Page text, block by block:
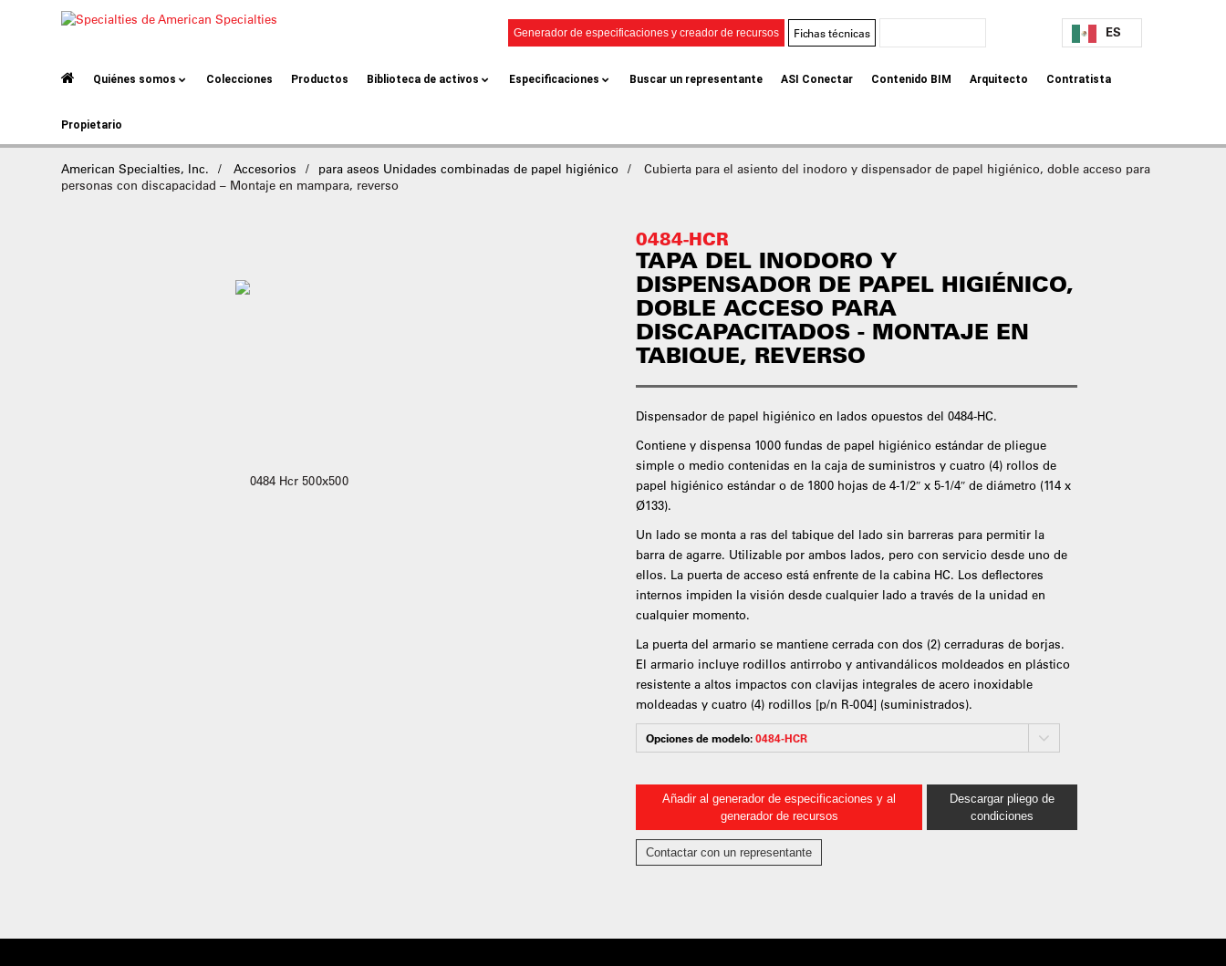
Generador de especificaciones y creador de recursos Fichas técnicas ES
Quiénes somos Colecciones Productos Biblioteca de activos Especificaciones Buscar un representante ASI Conectar Contenido BIM Arquitecto Contratista
Propietario
American Specialties, Inc. Accesorios para aseos Unidades combinadas de papel higiénico
Cubierta para el asiento del inodoro y dispensador de papel higiénico, doble acceso para
personas con discapacidad – Montaje en mampara, reverso
0484-HCR
TAPA DEL INODORO Y
DISPENSADOR DE PAPEL HIGIÉNICO,
DOBLE ACCESO PARA
DISCAPACITADOS - MONTAJE EN
TABIQUE, REVERSO
Dispensador de papel higiénico en lados opuestos del 0484-HC.
Contiene y dispensa 1000 fundas de papel higiénico estándar de pliegue
simple o medio contenidas en la caja de suministros y cuatro (4) rollos de
papel higiénico estándar o de 1800 hojas de 4-1/2″ x 5-1/4″ de diámetro (114 x
Ø133).
Un lado se monta a ras del tabique del lado sin barreras para permitir la
barra de agarre. Utilizable por ambos lados, pero con servicio desde uno de
ellos. La puerta de acceso está enfrente de la cabina HC. Los deflectores
internos impiden la visión desde cualquier lado a través de la unidad en
cualquier momento.
La puerta del armario se mantiene cerrada con dos (2) cerraduras de borjas.
El armario incluye rodillos antirrobo y antivandálicos moldeados en plástico
resistente a altos impactos con clavijas integrales de acero inoxidable
moldeadas y cuatro (4) rodillos [p/n R-004] (suministrados).
Opciones de modelo:0484-HCR
Añadir al generador de especificaciones y al
generador de recursos
Descargar pliego de
condiciones
Contactar con un representante